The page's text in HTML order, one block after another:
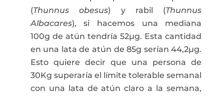
(Thunnus obesus) y rabil (Thunnus
Albacares), si hacemos una mediana
100g de atún tendría 52µg. Esta cantidad
en una lata de atún de 85g serían 44,2µg.
Esto quiere decir que una persona de
30Kg superaría el límite tolerable semanal
con una lata de atún claro a la semana,